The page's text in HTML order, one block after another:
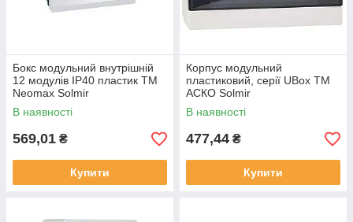
Бокс модульний внутрішній
12 модулів IP40 пластик ТМ
Neomax Solmir
В наявності
569,01 ₴
Купити
Корпус модульний
пластиковий, серії UBox ТМ
АСКО Solmir
В наявності
477,44 ₴
Купити